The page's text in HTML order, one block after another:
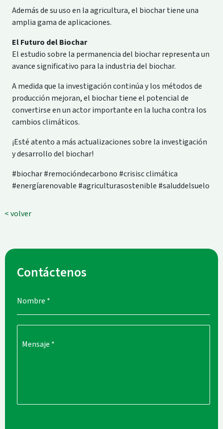
Además de su uso en la agricultura, el biochar tiene una
amplia gama de aplicaciones.
El Futuro del Biochar
El estudio sobre la permanencia del biochar representa un
avance significativo para la industria del biochar.
A medida que la investigación continúa y los métodos de
producción mejoran, el biochar tiene el potencial de
convertirse en un actor importante en la lucha contra los
cambios climáticos.
¡Esté atento a más actualizaciones sobre la investigación
y desarrollo del biochar!
#biochar #remocióndecarbono #crisisc climática
#energíarenovable #agriculturasostenible #saluddelsuelo
< volver
Contáctenos
Nombre *
Mensaje *